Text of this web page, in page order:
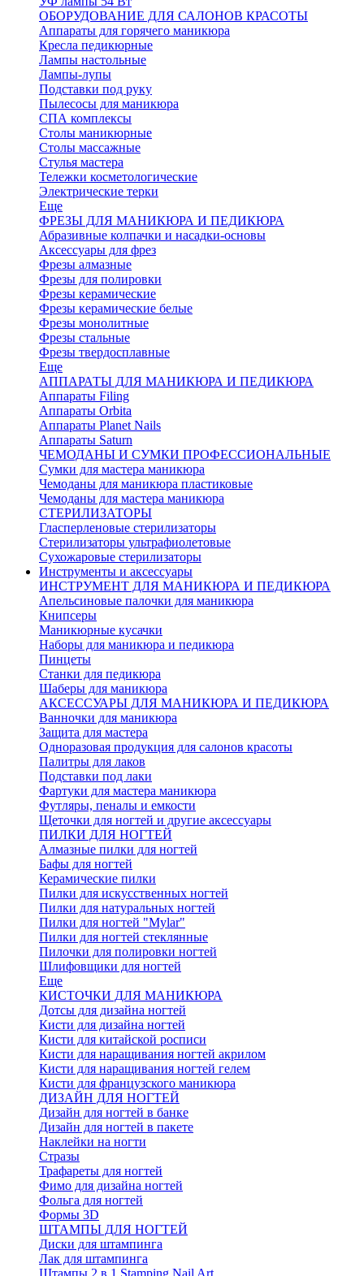
ОБОРУДОВАНИЕ ДЛЯ САЛОНОВ КРАСОТЫ
Аппараты для горячего маникюра
Кресла педикюрные
Лампы настольные
Лампы-лупы
Подставки под руку
Пылесосы для маникюра
СПА комплексы
Столы маникюрные
Столы массажные
Стулья мастера
Тележки косметологические
Электрические терки
Еще
ФРЕЗЫ ДЛЯ МАНИКЮРА И ПЕДИКЮРА
Абразивные колпачки и насадки-основы
Аксессуары для фрез
Фрезы алмазные
Фрезы для полировки
Фрезы керамические
Фрезы керамические белые
Фрезы монолитные
Фрезы стальные
Фрезы твердосплавные
Еще
АППАРАТЫ ДЛЯ МАНИКЮРА И ПЕДИКЮРА
Аппараты Filing
Аппараты Orbita
Аппараты Planet Nails
Аппараты Saturn
ЧЕМОДАНЫ И СУМКИ ПРОФЕССИОНАЛЬНЫЕ
Сумки для мастера маникюра
Чемоданы для маникюра пластиковые
Чемоданы для мастера маникюра
СТЕРИЛИЗАТОРЫ
Гласперленовые стерилизаторы
Стерилизаторы ультрафиолетовые
Сухожаровые стерилизаторы
Инструменты и аксессуары
ИНСТРУМЕНТ ДЛЯ МАНИКЮРА И ПЕДИКЮРА
Апельсиновые палочки для маникюра
Книпсеры
Маникюрные кусачки
Наборы для маникюра и педикюра
Пинцеты
Станки для педикюра
Шаберы для маникюра
АКСЕССУАРЫ ДЛЯ МАНИКЮРА И ПЕДИКЮРА
Ванночки для маникюра
Защита для мастера
Одноразовая продукция для салонов красоты
Палитры для лаков
Подставки под лаки
Фартуки для мастера маникюра
Футляры, пеналы и емкости
Щеточки для ногтей и другие аксессуары
ПИЛКИ ДЛЯ НОГТЕЙ
Алмазные пилки для ногтей
Бафы для ногтей
Керамические пилки
Пилки для искусственных ногтей
Пилки для натуральных ногтей
Пилки для ногтей "Mylar"
Пилки для ногтей стеклянные
Пилочки для полировки ногтей
Шлифовщики для ногтей
Еще
КИСТОЧКИ ДЛЯ МАНИКЮРА
Дотсы для дизайна ногтей
Кисти для дизайна ногтей
Кисти для китайской росписи
Кисти для наращивания ногтей акрилом
Кисти для наращивания ногтей гелем
Кисти для французского маникюра
ДИЗАЙН ДЛЯ НОГТЕЙ
Дизайн для ногтей в банке
Дизайн для ногтей в пакете
Наклейки на ногти
Стразы
Трафареты для ногтей
Фимо для дизайна ногтей
Фольга для ногтей
Формы 3D
ШТАМПЫ ДЛЯ НОГТЕЙ
Диски для штампинга
Лак для штампинга
Штампы 2 в 1 Stamping Nail Art